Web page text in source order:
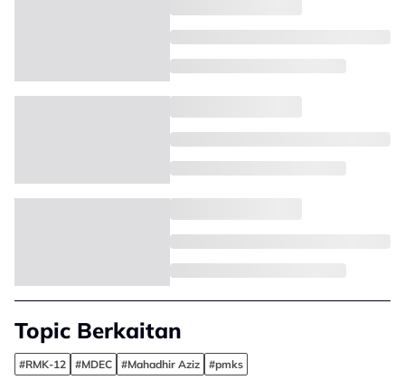
Topic Berkaitan
#RMK-12 #MDEC #Mahadhir Aziz #pmks